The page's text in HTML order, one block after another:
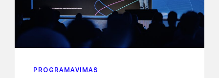
PROGRAMAVIMAS